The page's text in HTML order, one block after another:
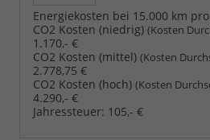
Energiekosten bei 15.000 km
CO2 Kosten (niedrig) (Kosten
1.170,- €
CO2 Kosten (mittel) (Kosten
2.778,75 €
CO2 Kosten (hoch) (Kosten
4.290,- €
Jahressteuer: 105,- €